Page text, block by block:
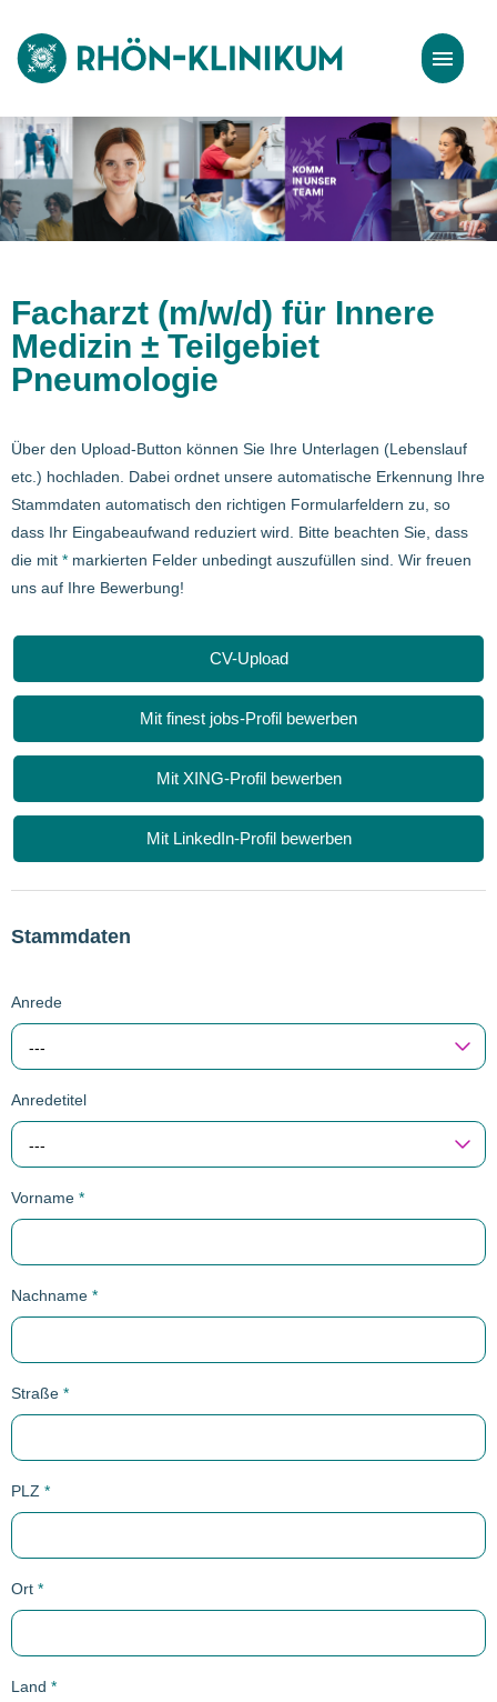
Stellenangebote
Bewerbungstipps
Facharzt (m/w/d) für Innere
Medizin ± Teilgebiet
Pneumologie
Über den Upload-Button können Sie Ihre Unterlagen (Lebenslauf
etc.) hochladen. Dabei ordnet unsere automatische Erkennung Ihre
Stammdaten automatisch den richtigen Formularfeldern zu, so
dass Ihr Eingabeaufwand reduziert wird. Bitte beachten Sie, dass
die mit * markierten Felder unbedingt auszufüllen sind. Wir freuen
uns auf Ihre Bewerbung!
CV-Upload
Mit finest jobs-Profil bewerben
Mit XING-Profil bewerben
Mit LinkedIn-Profil bewerben
Stammdaten
Anrede
---
Anredetitel
---
Vorname *
Nachname *
Straße *
PLZ *
Ort *
Land *